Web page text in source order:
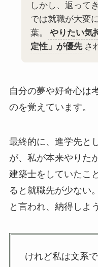
しかし、返って
では就職が大変
葉。
やりたい気
定性」が優先 さ
自分の夢や好奇心は
のを覚えています。
最終的に、進学先と
が、私が本来やりた
建築士をしていたこ
ると就職先が少ない
と言われ、納得しよ
けれど私は文系